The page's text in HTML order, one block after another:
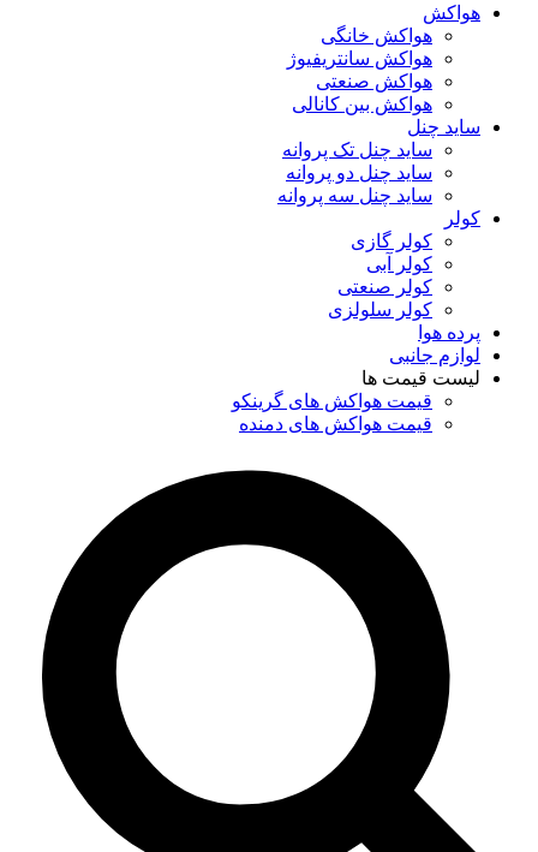
هواکش
هواکش خانگی
هواکش سانتریفیوژ
هواکش صنعتی
هواکش بین کانالی
ساید چنل
ساید چنل تک پروانه
ساید چنل دو پروانه
ساید چنل سه پروانه
کولر
کولر گازی
کولر آبی
کولر صنعتی
کولر سلولزی
پرده هوا
لوازم جانبی
لیست قیمت ها
قیمت هواکش های گرینکو
قیمت هواکش های دمنده